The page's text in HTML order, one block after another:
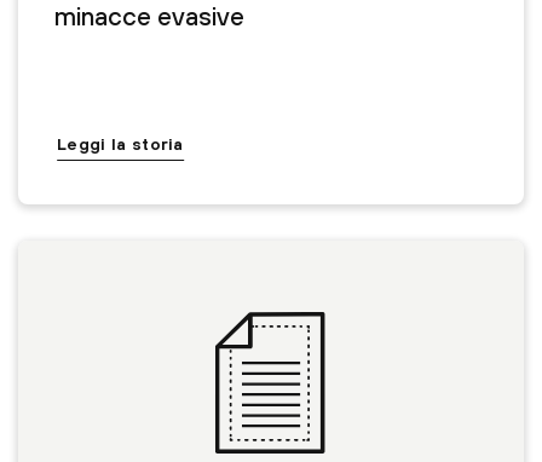
minacce evasive
Leggi la storia